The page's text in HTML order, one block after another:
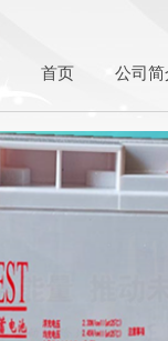
首页 公司简